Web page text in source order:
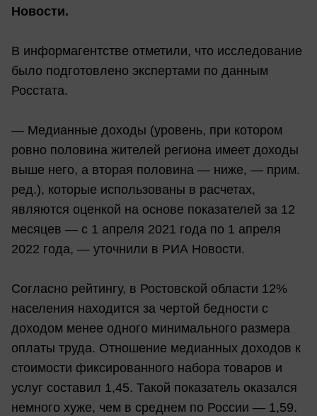
Новости.
В информагентстве отметили, что исследование
было подготовлено экспертами по данным
Росстата.
— Медианные доходы (уровень, при котором
ровно половина жителей региона имеет доходы
выше него, а вторая половина — ниже, — прим.
ред.), которые использованы в расчетах,
являются оценкой на основе показателей за 12
месяцев — с 1 апреля 2021 года по 1 апреля
2022 года, — уточнили в РИА Новости.
Согласно рейтингу, в Ростовской области 12%
населения находится за чертой бедности с
доходом менее одного минимального размера
оплаты труда. Отношение медианных доходов к
стоимости фиксированного набора товаров и
услуг составил 1,45. Такой показатель оказался
немного хуже, чем в среднем по России — 1,59.